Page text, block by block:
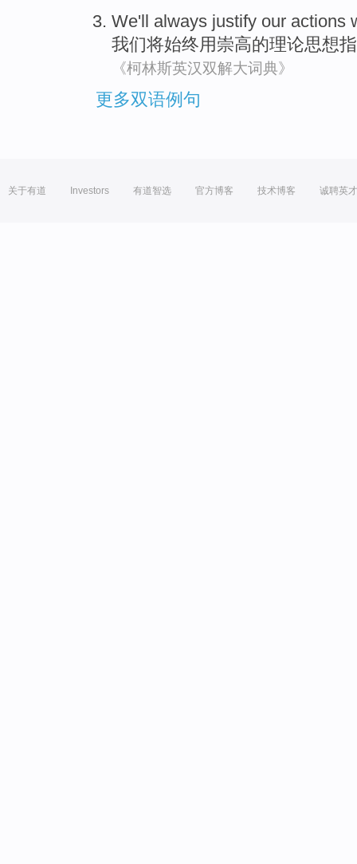
We'll always justify our actions
我们将始终用 崇高的理论思想
《柯林斯英汉双解大词典》
更多双语例句
关于有道 Investors 有道智选 官方博客 技术博客 诚聘英才